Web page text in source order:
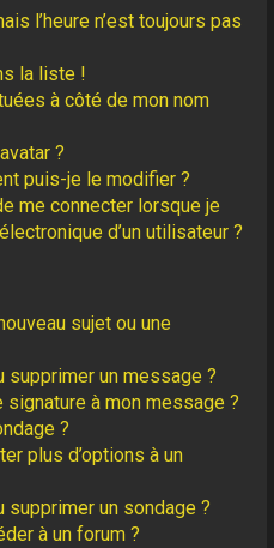
l’heure n’est toujours pas
la liste !
à côté de mon nom
?
puis-je le modifier ?
me connecter lorsque je
d’un utilisateur ?
sujet ou une
supprimer un message ?
à mon message ?
?
plus d’options à un
un sondage ?
à un forum ?